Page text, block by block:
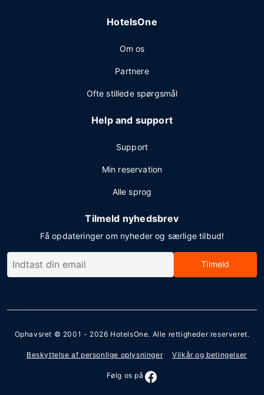
HotelsOne
Om os
Partnere
Ofte stillede spørgsmål
Help and support
Support
Min reservation
Alle sprog
Tilmeld nyhedsbrev
Få opdateringer om nyheder og særlige tilbud!
Tilmeld
Ophavsret © 2001 - 2026 HotelsOne. Alle rettigheder reserveret.
Beskyttelse af personlige oplysninger Vilkår og betingelser
Følg os på